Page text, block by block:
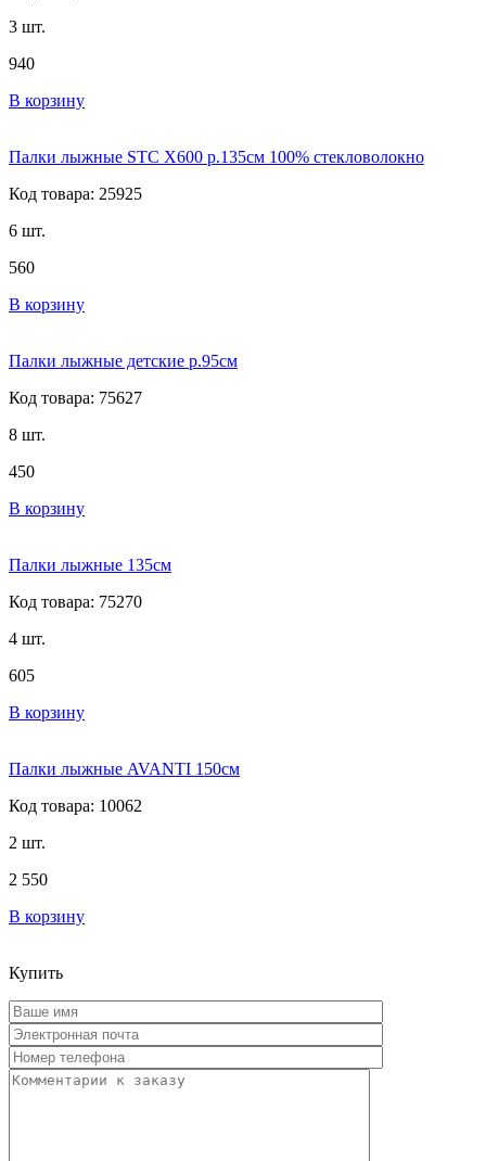
3 шт.
940
В корзину
Палки лыжные STC X600 р.135см 100% стекловолокно
Код товара: 25925
6 шт.
560
В корзину
Палки лыжные детские р.95см
Код товара: 75627
8 шт.
450
В корзину
Палки лыжные 135см
Код товара: 75270
4 шт.
605
В корзину
Палки лыжные AVANTI 150см
Код товара: 10062
2 шт.
2 550
В корзину
Купить